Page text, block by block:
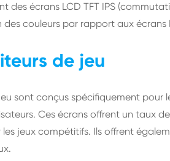
des écrans LCD TFT IPS
des couleurs par rapport aux
de jeu
sont conçus spécifiquement pour
Ces écrans offrent un taux
jeux compétitifs. Ils offrent